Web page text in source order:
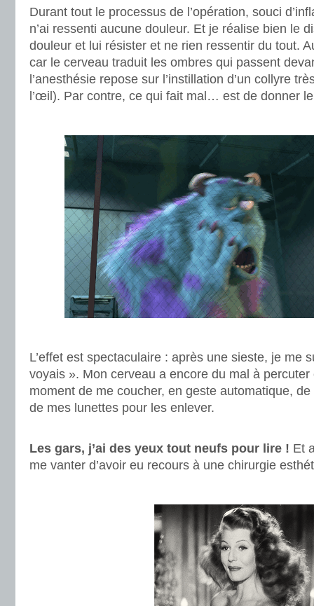
Durant tout le processus de l’opération, souci
n’ai ressenti aucune douleur. Et je réalise bien le
douleur et lui résister et ne rien ressentir du tout.
car le cerveau traduit les ombres qui passent
l’anesthésie repose sur l’instillation d’un collyre
l’œil). Par contre, ce qui fait mal… est de donner
L’effet est spectaculaire : après une sieste, je me
voyais ». Mon cerveau a encore du mal à percuter
moment de me coucher, en geste automatique,
de mes lunettes pour les enlever.
Les gars, j’ai des yeux tout neufs pour lire ! Et
me vanter d’avoir eu recours à une chirurgie